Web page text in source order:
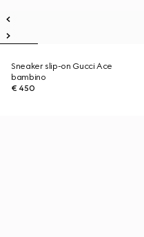
Sneaker slip-on Gucci Ace
bambino
€ 450